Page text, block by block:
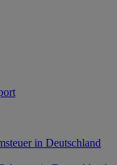
in Deutschland